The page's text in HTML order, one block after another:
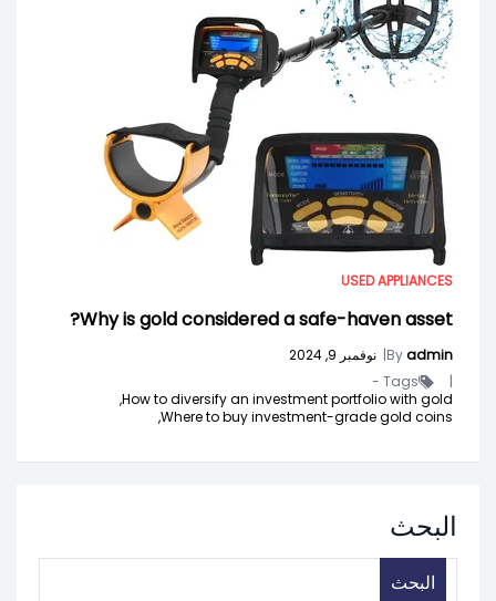
USED APPLIANCES
Why is gold considered a safe-haven asset?
Byadmin
| نوفمبر 9, 2024
|
Tags -
How to diversify an investment portfolio with gold,
Where to buy investment-grade gold coins,
البحث
البحث